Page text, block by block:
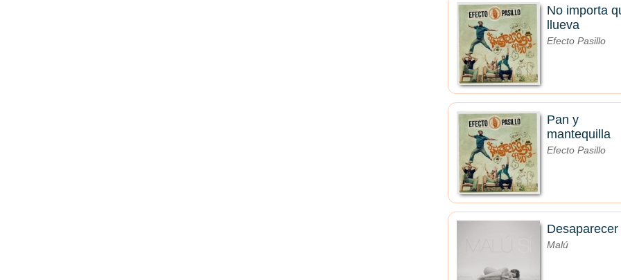
No importa
llueva
Efecto Pasillo
Pan y
mantequilla
Efecto Pasillo
Desaparecer
Malú